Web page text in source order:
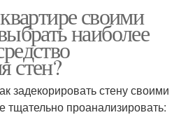
своими
наиболее
стен?
задекорировать стену своими
тщательно проанализировать: